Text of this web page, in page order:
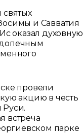
и Савватия
оказал духовную
провели
акцию в честь
встреча
парке